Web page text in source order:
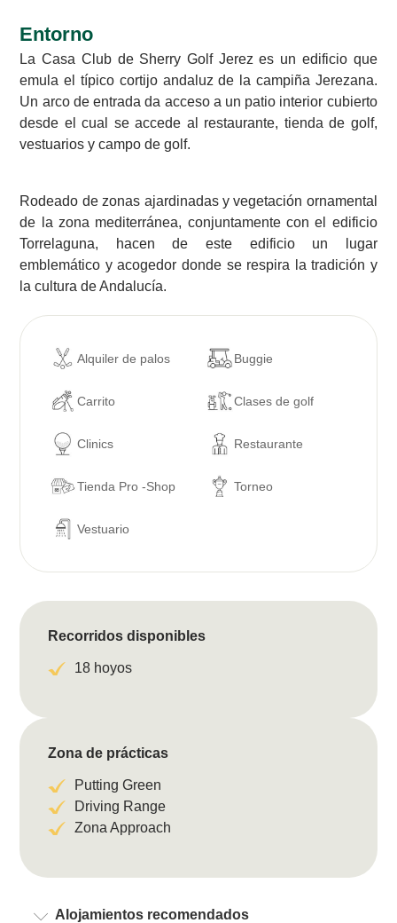
Entorno
La Casa Club de Sherry Golf Jerez es un edificio que
emula el típico cortijo andaluz de la campiña Jerezana.
Un arco de entrada da acceso a un patio interior cubierto
desde el cual se accede al restaurante, tienda de golf,
vestuarios y campo de golf.
Rodeado de zonas ajardinadas y vegetación ornamental
de la zona mediterránea, conjuntamente con el edificio
Torrelaguna, hacen de este edificio un lugar
emblemático y acogedor donde se respira la tradición y
la cultura de Andalucía.
Alquiler de palos Buggie
Carrito Clases de golf
Clinics Restaurante
Tienda Pro -Shop Torneo
Vestuario
Recorridos disponibles
18 hoyos
Zona de prácticas
Putting Green
Driving Range
Zona Approach
Alojamientos recomendados